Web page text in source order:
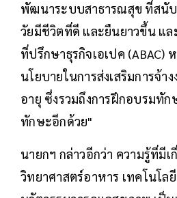
พัฒนาระบบสาธารณสุข ที่สนั
วัยมีชีวิตที่ดี และยืนยาวขึ้น แ
ที่ปรึกษาธุรกิจเอเปค (ABAC)
นโยบายในการส่งเสริมการจ้า
อายุ ซึ่งรวมถึงการฝึกอบรมทั
ทักษะอีกด้วย"
นายกฯ กล่าวอีกว่า ความรู้ที่มี
วิทยาศาสตร์อาหาร เทคโนโล